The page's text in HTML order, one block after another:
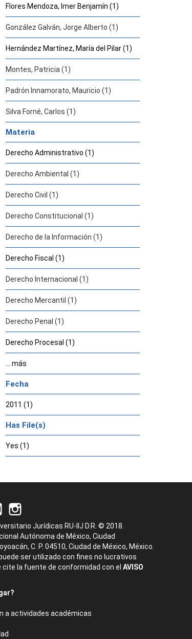
Flores Mendoza, Imer Benjamín (1)
González Galván, Jorge Alberto (1)
Hernández Martínez, María del Pilar (1)
Montes, Patricia (1)
Padrón Innamorato, Mauricio (1)
Silva Forné, Carlos (1)
Materia
Derecho Administrativo (1)
Derecho Ambiental (1)
Derecho Civil (1)
Derecho Constitucional (1)
Derecho de la Información (1)
Derecho Fiscal (1)
Derecho Internacional (1)
Derecho Mercantil (1)
Derecho Penal (1)
Derecho Procesal (1)
... más
Fecha
2011 (1)
Has File(s)
Yes (1)
Jurídicas RU-IIJ D.R. © 2018.
Autónoma de México, Ciudad
C. P. 04510, Ciudad de México, México.
ser utilizado con fines no lucrativos
cite la fuente de conformidad con el AVISO
a actividades académicas